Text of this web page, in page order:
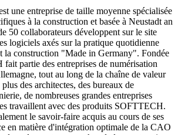
une entreprise de taille moyenne spécialisée
à la construction et basée à Neustadt an
50 collaborateurs développent sur le site
logiciels axés sur la pratique quotidienne
la construction "Made in Germany". Fondée
partie des entreprises de numérisation
tout au long de la chaîne de valeur
des architectes, des bureaux de
de nombreuses grandes entreprises
travaillent avec des produits SOFTTECH.
le savoir-faire acquis au cours de ses
en matière d'intégration optimale de la CAO